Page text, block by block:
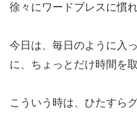
徐々にワードプレスに慣
今日は、毎日のように入
に、ちょっとだけ時間を
こういう時は、ひたすらグ